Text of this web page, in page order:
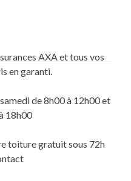
AXA et tous vos
en garanti.
de 8h00 à 12h00 et
18h00
toiture gratuit sous 72h